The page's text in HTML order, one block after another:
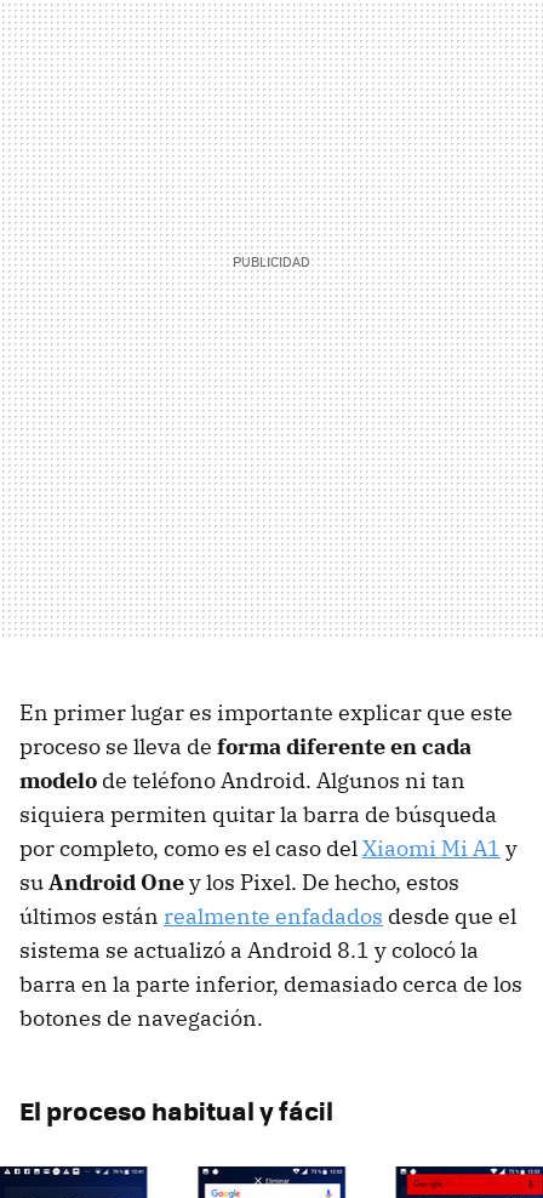
En primer lugar es importante explicar que este
proceso se lleva de forma diferente en cada
modelo de teléfono Android. Algunos ni tan
siquiera permiten quitar la barra de búsqueda
por completo, como es el caso delXiaomi Mi A1 y
suAndroid Oney los Pixel. De hecho, estos
últimos están realmente enfadados desde que el
sistema se actualizó a Android 8.1 y colocó la
barra en la parte inferior, demasiado cerca de los
botones de navegación.
El proceso habitual y fácil